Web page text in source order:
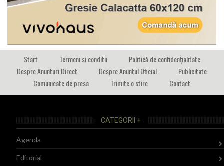
Start Termeni si conditii
Politică de confidențialitate
Despre Anunturi Direct
Despre Anuntul Oficial
Publicitate
Comunicate de presa
Trimite o stire Contact
CATEGORII +
Agenda
Editorial